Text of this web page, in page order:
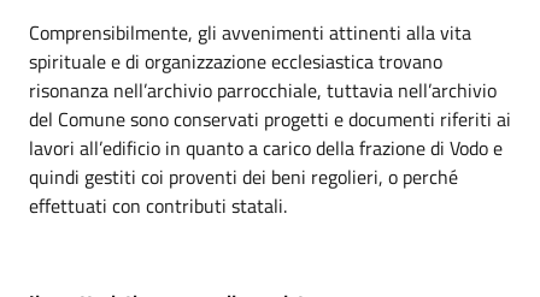
Comprensibilmente, gli avvenimenti attinenti alla vita
spirituale e di organizzazione ecclesiastica trovano
risonanza nell’archivio parrocchiale, tuttavia nell’archivio
del Comune sono conservati progetti e documenti riferiti ai
lavori all’edificio in quanto a carico della frazione di Vodo e
quindi gestiti coi proventi dei beni regolieri, o perché
effettuati con contributi statali.